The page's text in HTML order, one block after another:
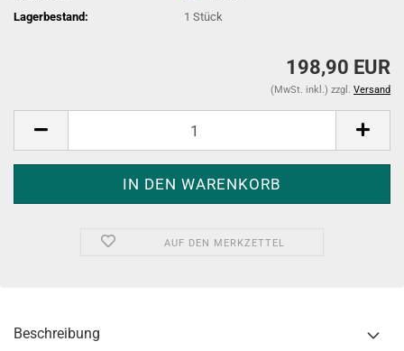
Lagerbestand:
1Stück
198,90 EUR
(MwSt. inkl.) zzgl. Versand
AUF DEN MERKZETTEL
Beschreibung